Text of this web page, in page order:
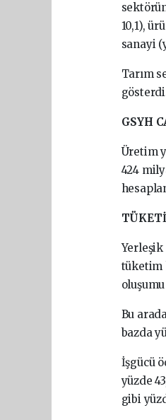
10,1),
sanayi
Tarım
GSYH
Üretim
424
Yerleşik
tüketim
Bu
bazda
İşgücü
yüzde
gibi